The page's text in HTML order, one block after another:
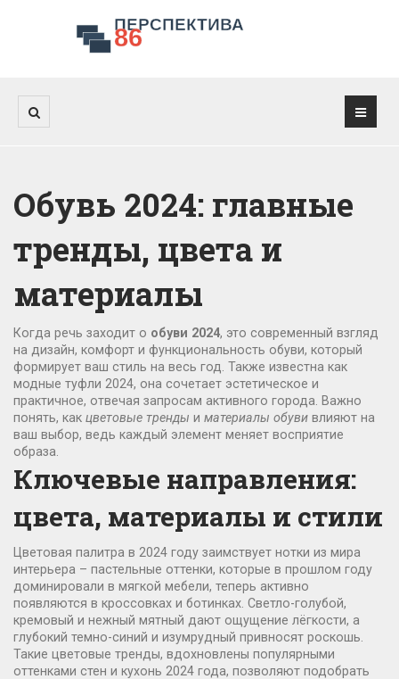
Обувь 2024: главные
тренды, цвета и
материалы
Когда речь заходит о обуви 2024, это современный взгляд
на дизайн, комфорт и функциональность обуви, который
формирует ваш стиль на весь год . Также известна как
модные туфли 2024, она сочетает эстетическое и
практичное, отвечая запросам активного города. Важно
понять, как цветовые тренды и материалы обуви влияют на
ваш выбор, ведь каждый элемент меняет восприятие
образа.
Ключевые направления:
цвета, материалы и стили
Цветовая палитра в 2024 году заимствует нотки из мира
интерьера – пастельные оттенки, которые в прошлом году
доминировали в мягкой мебели, теперь активно
появляются в кроссовках и ботинках. Светло-голубой,
кремовый и нежный мятный дают ощущение лёгкости, а
глубокий темно-синий и изумрудный привносят роскошь.
Такие цветовые тренды, вдохновлены популярными
оттенками стен и кухонь 2024 года, позволяют подобрать